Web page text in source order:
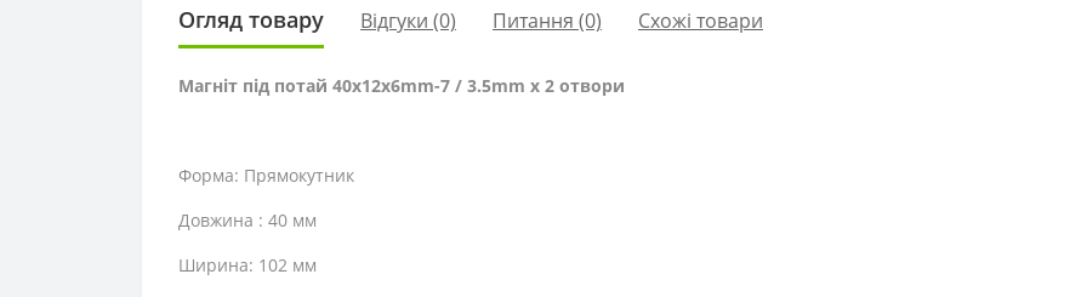
Огляд товару Відгуки (0) Питання (0) Схожі товари
Магніт під потай 40x12x6mm-7 / 3.5mm х 2 отвори
Форма: Прямокутник
Довжина : 40 мм
Ширина: 102 мм